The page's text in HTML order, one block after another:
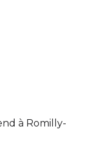
à Romilly-